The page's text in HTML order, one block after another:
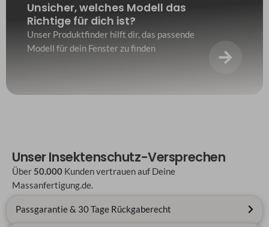
Unsicher, welches Modell das
Richtige für dich ist?
Unser Produktfinder hilft dir, das passende
Modell für dein Fenster zu finden
Unser Insektenschutz-Versprechen
Über50.000 Kunden vertrauen auf Deine
Massanfertigung.de.
Passgarantie & 30 Tage Rückgaberecht